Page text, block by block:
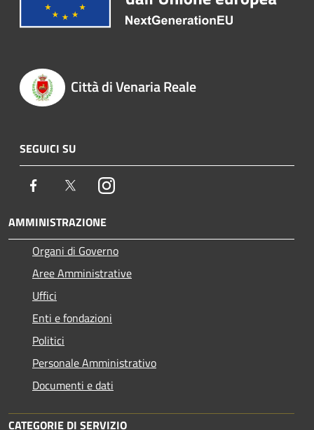
Città di Venaria Reale
SEGUICI SU
Facebook TwitterInstagram
AMMINISTRAZIONE
Organi di Governo
Aree Amministrative
Uffici
Enti e fondazioni
Politici
Personale Amministrativo
Documenti e dati
CATEGORIE DI SERVIZIO